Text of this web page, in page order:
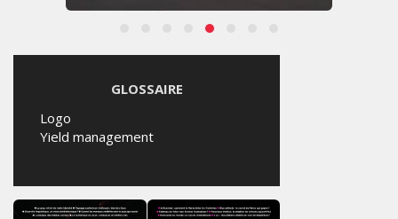
GLOSSAIRE
Logo
Yield management